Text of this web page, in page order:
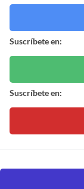
Suscríbete en:
Suscríbete en: